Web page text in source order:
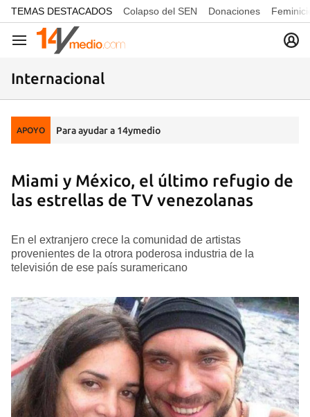
common.go-to-content
TEMAS DESTACADOS Colapso del SEN Donaciones
Navegación
Internacional
APOYO Para ayudar a 14ymedio
Miami y México, el último refugio de
las estrellas de TV venezolanas
En el extranjero crece la comunidad de artistas
provenientes de la otrora poderosa industria de la
televisión de ese país suramericano